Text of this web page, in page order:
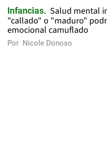
Infancias
Salud mental
"callado" o "maduro"
emocional camuflado
Por Nicole Donoso